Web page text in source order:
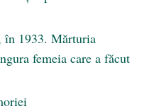
în 1933. Mărturia
femeia care a făcut